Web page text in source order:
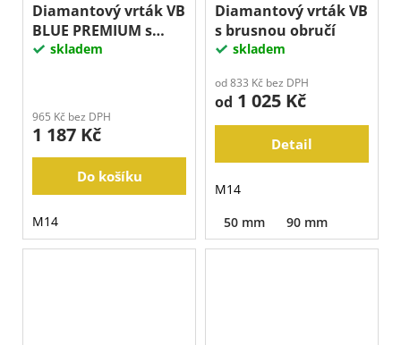
Diamantový vrták VB
BLUE PREMIUM s
brusnou obručí
skladem
965 Kč bez DPH
1 187 Kč
Do košíku
M14
Diamantový vrták VB
s brusnou obručí
skladem
od 833 Kč bez DPH
od 1 025 Kč
Detail
M14
50 mm
90 mm